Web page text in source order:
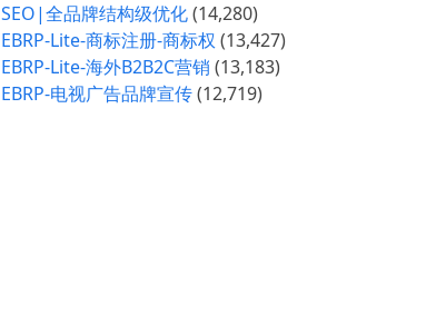
SEO|全品牌结构级优化(14,280)
EBRP-Lite-商标注册-商标权 (13,427)
EBRP-Lite-海外B2B2C营销 (13,183)
EBRP-电视广告品牌宣传(12,719)